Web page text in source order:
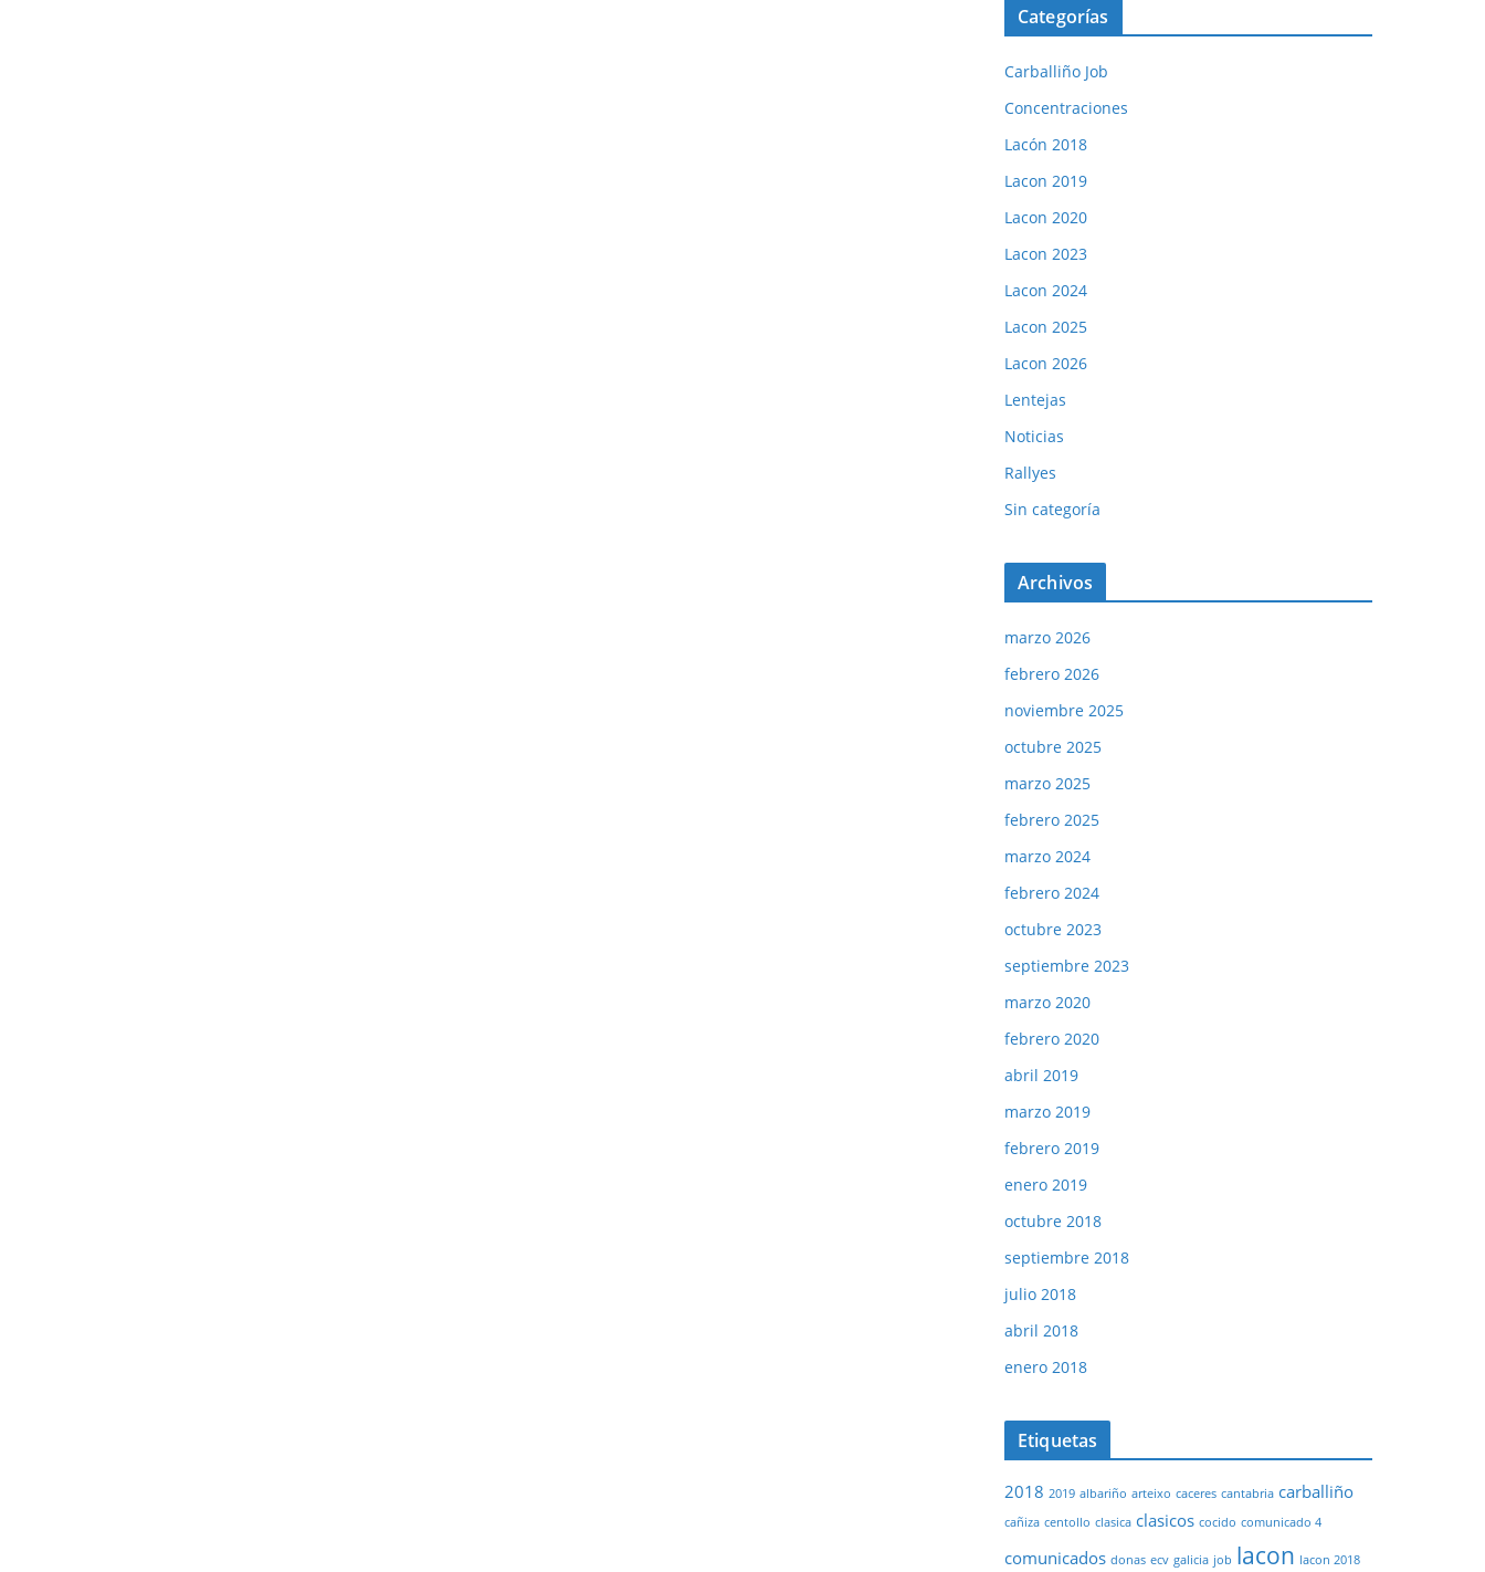
Categorías
Carballiño Job
Concentraciones
Lacón 2018
Lacon 2019
Lacon 2020
Lacon 2023
Lacon 2024
Lacon 2025
Lacon 2026
Lentejas
Noticias
Rallyes
Sin categoría
Archivos
marzo 2026
febrero 2026
noviembre 2025
octubre 2025
marzo 2025
febrero 2025
marzo 2024
febrero 2024
octubre 2023
septiembre 2023
marzo 2020
febrero 2020
abril 2019
marzo 2019
febrero 2019
enero 2019
octubre 2018
septiembre 2018
julio 2018
abril 2018
enero 2018
Etiquetas
2018 2019 albariño arteixo caceres cantabria carballiño
cañiza centollo clasica clasicos cocido comunicado 4
comunicados donas ecv galicia job lacon lacon 2018